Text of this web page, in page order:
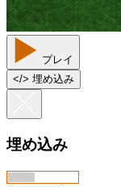
プレイ
</> 埋め込み
埋め込み